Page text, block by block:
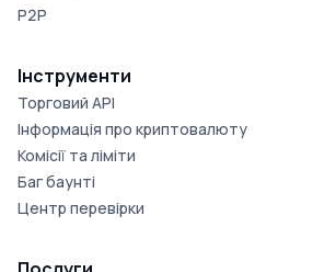
P2P
Інструменти
Торговий API
Інформація про криптовалюту
Комісії та ліміти
Баг баунті
Центр перевірки